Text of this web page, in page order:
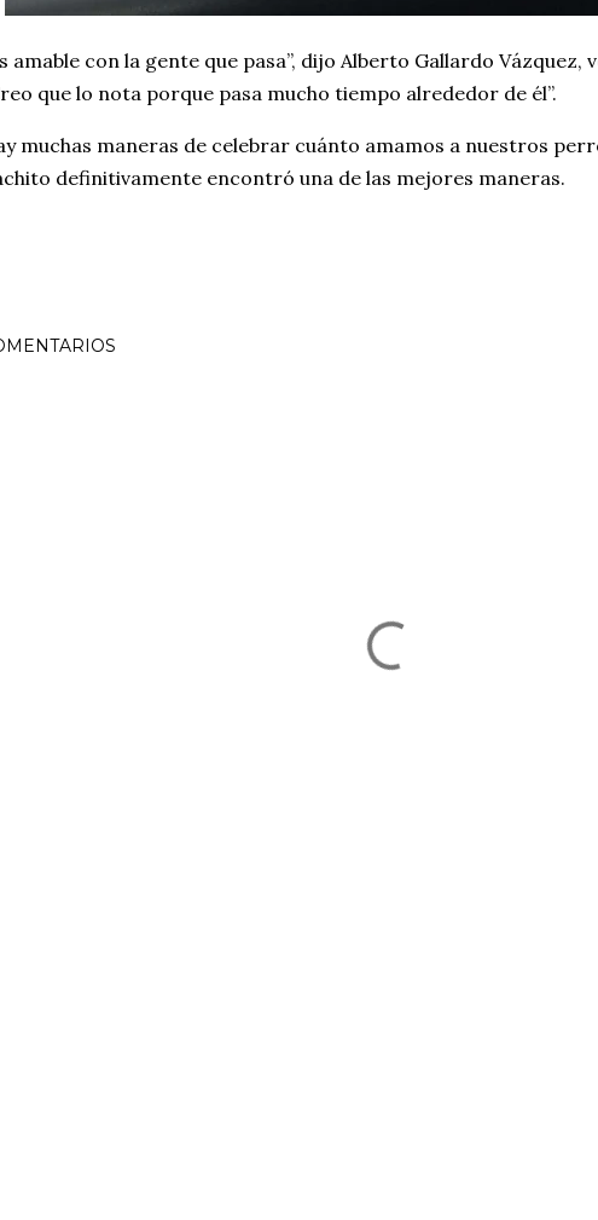
amable con la gente que pasa”, dijo Alberto Gallardo Vázquez,
que lo nota porque pasa mucho tiempo alrededor de él”.
muchas maneras de celebrar cuánto amamos a nuestros
definitivamente encontró una de las mejores maneras.